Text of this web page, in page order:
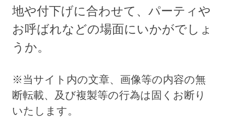
地や付下げに合わせて、パーティや
お呼ばれなどの場面にいかがでしょ
うか。